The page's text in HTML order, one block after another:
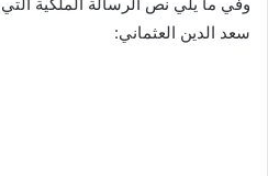
سعد الدين العثماني: